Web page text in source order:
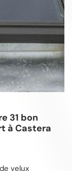
31 bon
à Castera
velux